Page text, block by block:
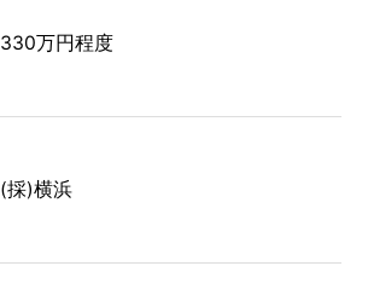
330万円程度
(採)横浜